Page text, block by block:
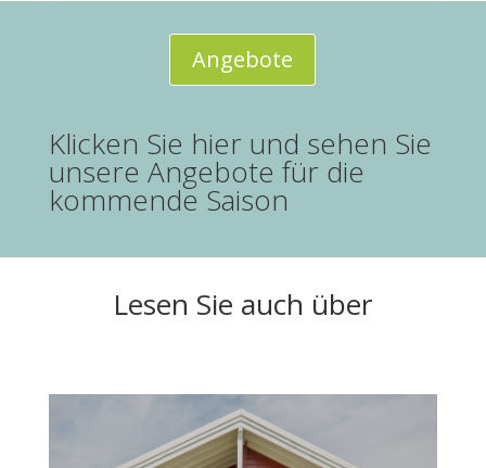
Angebote
Klicken Sie hier und sehen Sie
unsere Angebote für die
kommende Saison
Lesen Sie auch über